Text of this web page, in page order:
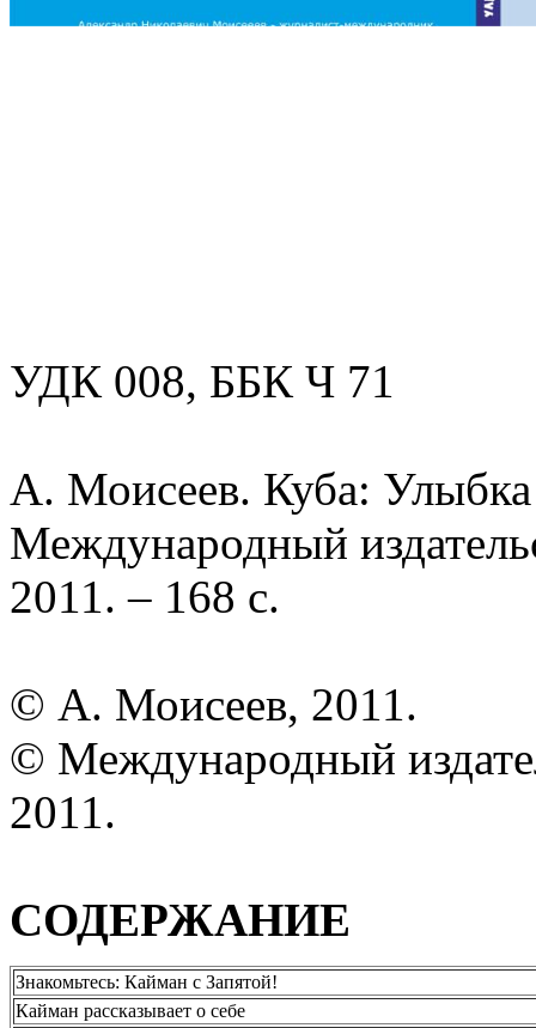
УДК 008, ББК Ч 71
А. Моисеев. Куба:
Международный
2011. – 168 с.
© А. Моисеев, 2011.
© Международный
2011.
СОДЕРЖАНИЕ
Знакомьтесь: Кайман с Запятой!
Кайман рассказывает о себе